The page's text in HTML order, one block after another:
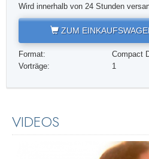
Wird innerhalb von 24 Stunden
ZUM
Format:
Compact
Vorträge:
1
VIDEOS